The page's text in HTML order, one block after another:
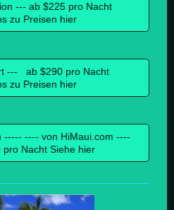
--- ab $225 pro Nacht
zu Preisen hier
--- ab $290 pro Nacht
zu Preisen hier
----- ---- von HiMaui.com ----
pro Nacht Siehe hier